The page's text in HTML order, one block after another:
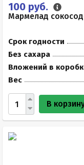
100 руб.
Мармелад
Срок годности
Без сахара
Вложений в
Вес
В